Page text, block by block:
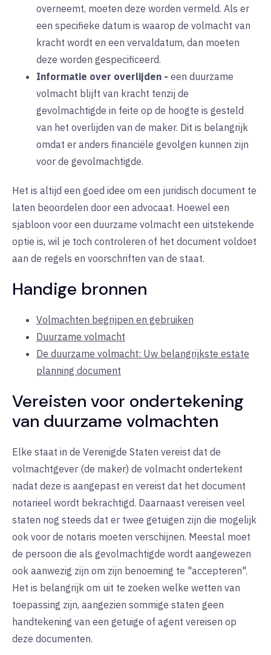
overneemt, moeten deze worden vermeld. Als er
een specifieke datum is waarop de volmacht van
kracht wordt en een vervaldatum, dan moeten
deze worden gespecificeerd.
Informatie over overlijden - een duurzame
volmacht blijft van kracht tenzij de
gevolmachtigde in feite op de hoogte is gesteld
van het overlijden van de maker. Dit is belangrijk
omdat er anders financiële gevolgen kunnen zijn
voor de gevolmachtigde.
Het is altijd een goed idee om een juridisch document te
laten beoordelen door een advocaat. Hoewel een
sjabloon voor een duurzame volmacht een uitstekende
optie is, wil je toch controleren of het document voldoet
aan de regels en voorschriften van de staat.
Handige bronnen
Volmachten begrijpen en gebruiken
Duurzame volmacht
De duurzame volmacht: Uw belangrijkste estate
planning document
Vereisten voor ondertekening
van duurzame volmachten
Elke staat in de Verenigde Staten vereist dat de
volmachtgever (de maker) de volmacht ondertekent
nadat deze is aangepast en vereist dat het document
notarieel wordt bekrachtigd. Daarnaast vereisen veel
staten nog steeds dat er twee getuigen zijn die mogelijk
ook voor de notaris moeten verschijnen. Meestal moet
de persoon die als gevolmachtigde wordt aangewezen
ook aanwezig zijn om zijn benoeming te "accepteren".
Het is belangrijk om uit te zoeken welke wetten van
toepassing zijn, aangezien sommige staten geen
handtekening van een getuige of agent vereisen op
deze documenten.